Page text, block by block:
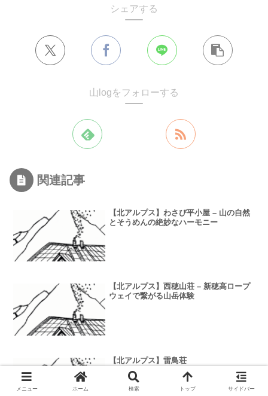
シェアする
山logをフォローする
関連記事
【北アルプス】わさび平小屋 – 山の自然
とそうめんの絶妙なハーモニー
【北アルプス】西穂山荘 – 新穂高ロープ
ウェイで繋がる山岳体験
【北アルプス】雷鳥荘
メニュー ホーム 検索 トップ サイドバー